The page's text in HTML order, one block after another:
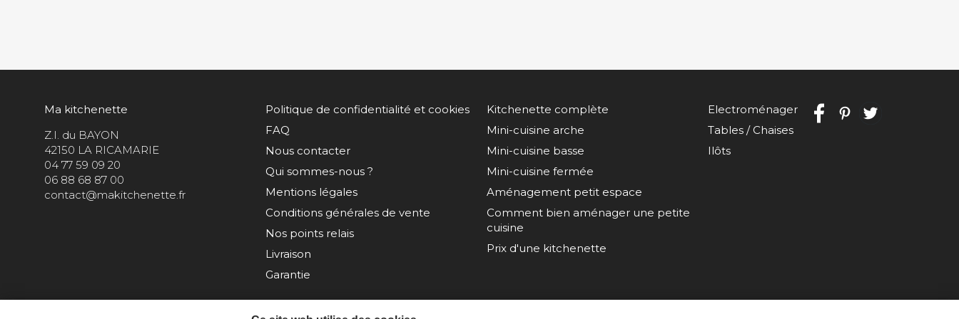
Ma kitchenette
Z.I. du BAYON
42150 LA RICAMARIE
04 77 59 09 20
06 88 68 87 00
contact@makitchenette.fr
Politique de confidentialité et cookies
FAQ
Nous contacter
Qui sommes-nous ?
Mentions légales
Conditions générales de vente
Nos points relais
Livraison
Garantie
Kitchenette complète
Mini-cuisine arche
Mini-cuisine basse
Mini-cuisine fermée
Aménagement petit espace
Comment bien aménager une petite
cuisine
Prix d'une kitchenette
Electroménager
Tables / Chaises
Ilôts